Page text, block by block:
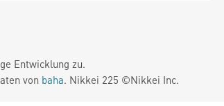
Entwicklung zu.
von baha. Nikkei 225 ©Nikkei Inc.